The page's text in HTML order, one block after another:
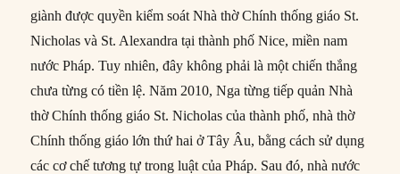
giành được quyền kiểm soát Nhà thờ Chính thống giáo St.
Nicholas và St. Alexandra tại thành phố Nice, miền nam
nước Pháp. Tuy nhiên, đây không phải là một chiến thắng
chưa từng có tiền lệ. Năm 2010, Nga từng tiếp quản Nhà
thờ Chính thống giáo St. Nicholas của thành phố, nhà thờ
Chính thống giáo lớn thứ hai ở Tây Âu, bằng cách sử dụng
các cơ chế tương tự trong luật của Pháp. Sau đó, nhà nước